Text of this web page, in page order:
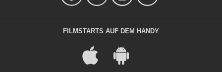
FILMSTARTS AUF DEM HANDY